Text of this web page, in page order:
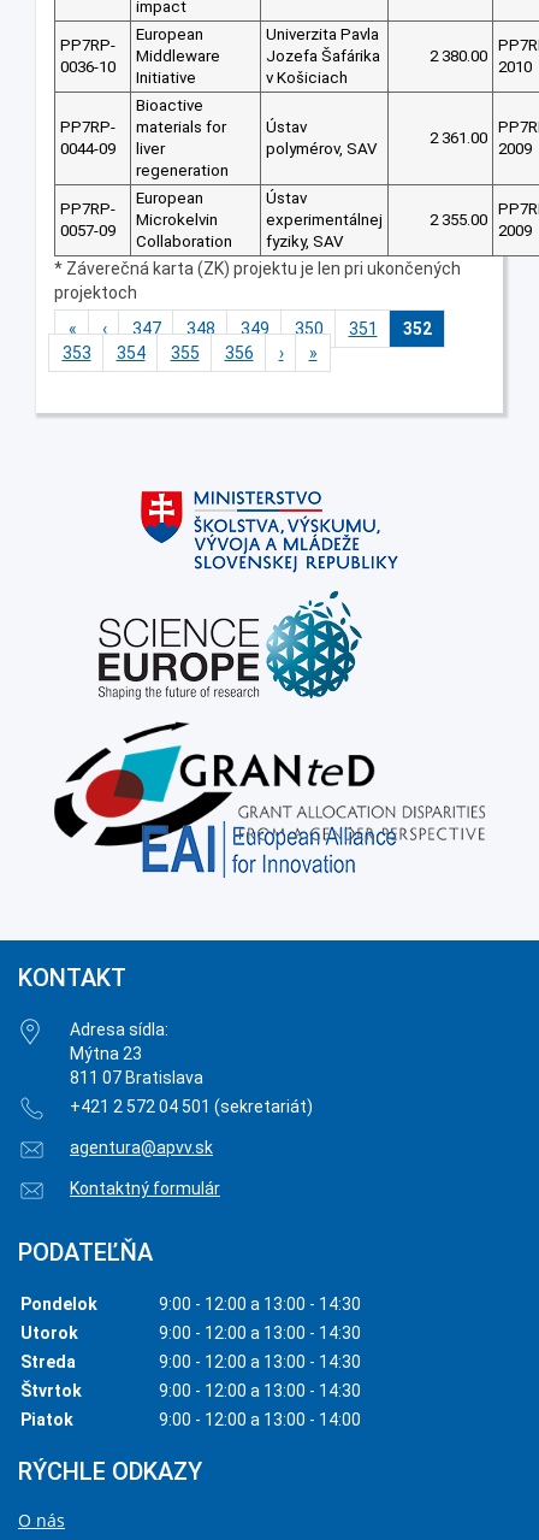
impact
PP7RP-
0036-10
European
Middleware
Initiative
Univerzita Pavla
Jozefa Šafárika
v Košiciach
2 380.00
2010
PP7RP-
0044-09
Bioactive
materials for
liver
regeneration
Ústav
polymérov, SAV
2 361.00
2009
PP7RP-
0057-09
European
Microkelvin
Collaboration
Ústav
experimentálnej
fyziky, SAV
2 355.00
2009
* Záverečná karta (ZK) projektu je len pri ukončených
projektoch
«
‹ 347 348 349 350 351
352
353
354 355 356 › »
KONTAKT
Adresa sídla:
Mýtna 23
811 07 Bratislava
+421 2 572 04 501 (sekretariát)
agentura@apvv.sk
Kontaktný formulár
PODATEĽŇA
Pondelok
9:00 - 12:00 a 13:00 - 14:30
Utorok
9:00 - 12:00 a 13:00 - 14:30
Streda
9:00 - 12:00 a 13:00 - 14:30
Štvrtok
9:00 - 12:00 a 13:00 - 14:30
Piatok
9:00 - 12:00 a 13:00 - 14:00
RÝCHLE ODKAZY
O nás